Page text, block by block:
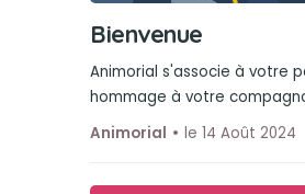
Bienvenue
Animorial s'associe à votre
hommage à votre
Animorial
le 14 Août 2024